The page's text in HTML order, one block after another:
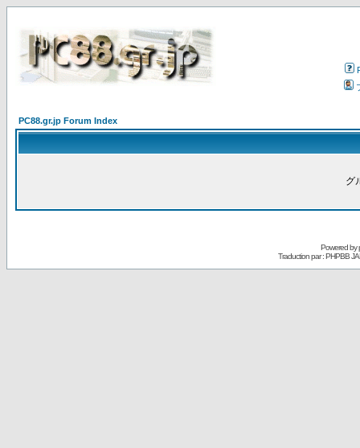
PC88.gr.jp Forum Index
グ
Powered by
Traduction par : PHPBB